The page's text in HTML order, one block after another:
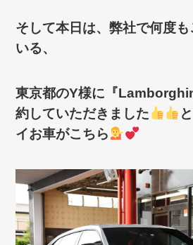
そして本日は、弊社で何度
いる、
東京都のY様に『
約していただきました
イお車がこちら